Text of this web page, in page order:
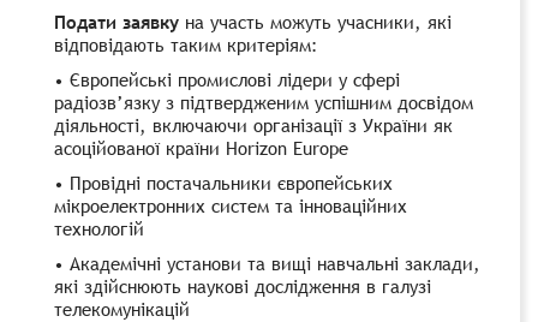
Подати заявку на участь можуть учасники, які
відповідають таким критеріям:
• Європейські промислові лідери у сфері
радіозв’язку з підтвердженим успішним досвідом
діяльності, включаючи організації з України як
асоційованої країни Horizon Europe
• Провідні постачальники європейських
мікроелектронних систем та інноваційних
технологій
• Академічні установи та вищі навчальні заклади,
які здійснюють наукові дослідження в галузі
телекомунікацій